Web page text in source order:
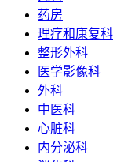
药房
理疗和康复科
整形外科
医学影像科
外科
中医科
心脏科
内分泌科